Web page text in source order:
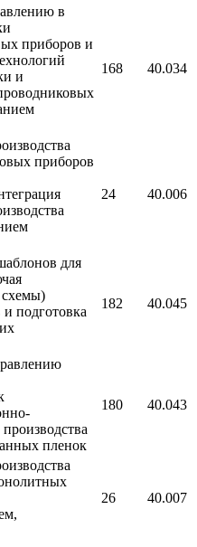
в
приборов и
и
168 40.034
приборов
24 40.006
для
схемы)
подготовка
182 40.045
пленок
180 40.043
26 40.007